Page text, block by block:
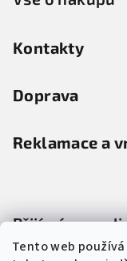
Tento web
Kontakty
Doprava
Reklamace a
Přijímáme